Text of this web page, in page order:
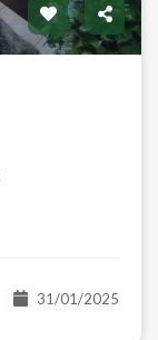
31/01/2025